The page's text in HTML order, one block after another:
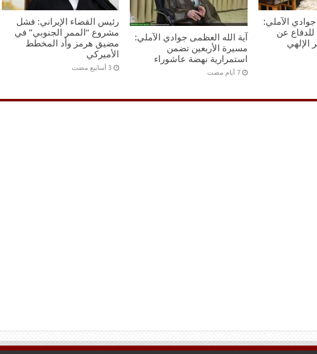
الآملي:
عن
الإلهي
آية الله العظمى جوادي الآملي:
مسيرة الأربعين تضمن
استمرارية نهضة عاشوراء
‏7 أيام مضت
رئيس القضاء الإيراني: فشل
مشروع “الممر الجنوبي” في
مضيق هرمز وأد المخطط
الأميركي